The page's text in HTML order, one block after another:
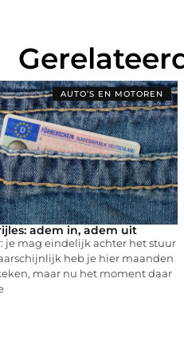
AUTO’S EN MOTOREN
adem in, adem uit
je mag eindelijk achter het stuur
heb je hier maanden
maar nu het moment daar